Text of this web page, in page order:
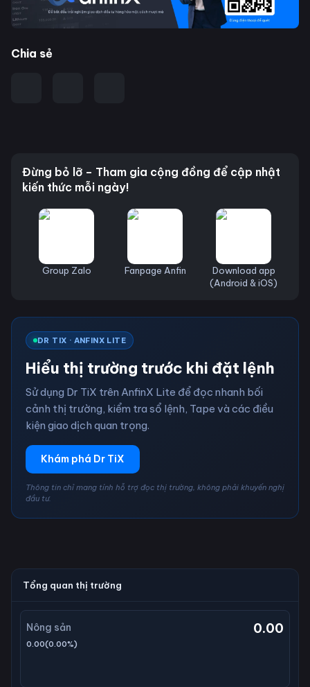
Chia sẻ
Đừng bỏ lỡ – Tham gia cộng đồng để cập nhật
kiến thức mỗi ngày!
Group Zalo Fanpage Anfin
Download app
(Android & iOS)
DR TIX · ANFINX LITE
Hiểu thị trường trước khi đặt lệnh
Sử dụng Dr TiX trên AnfinX Lite để đọc nhanh bối
cảnh thị trường, kiểm tra sổ lệnh, Tape và các điều
kiện giao dịch quan trọng.
Khám phá Dr TiX
Thông tin chỉ mang tính hỗ trợ đọc thị trường, không phải khuyến nghị
đầu tư.
Tổng quan thị trường
Nông sản 0.00
0.00(0.00%)